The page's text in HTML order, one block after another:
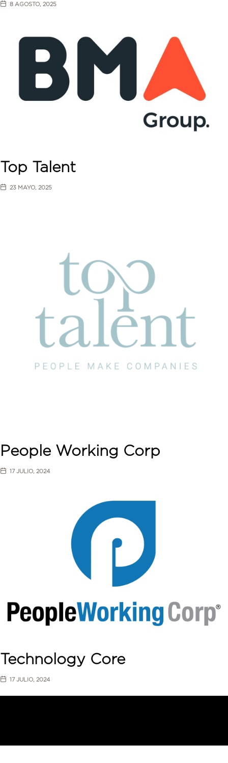
8 AGOSTO, 2025
Top Talent
23 MAYO, 2025
People Working Corp
17 JULIO, 2024
Technology Core
17 JULIO, 2024